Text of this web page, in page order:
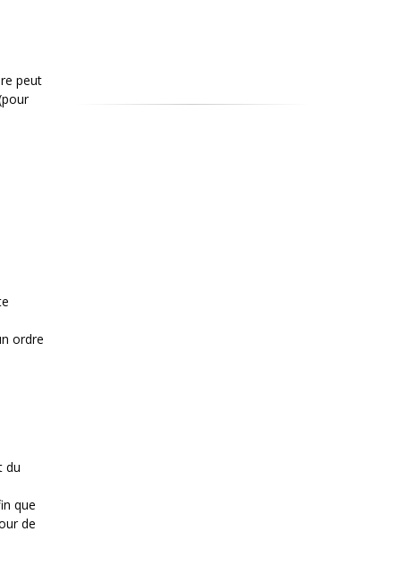
peut
ordre
du
que
de